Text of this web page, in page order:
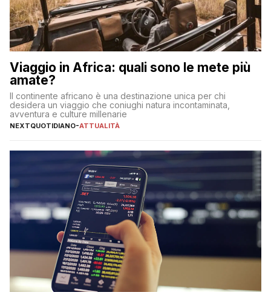
Viaggio in Africa: quali sono le mete più
amate?
Il continente africano è una destinazione unica per chi
desidera un viaggio che coniughi natura incontaminata,
avventura e culture millenarie
NEXTQUOTIDIANO-ATTUALITÀ